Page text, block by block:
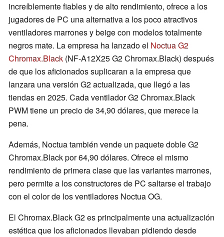
increíblemente fiables y de alto rendimiento, ofrece a los
jugadores de PC una alternativa a los poco atractivos
ventiladores marrones y beige con modelos totalmente
negros mate. La empresa ha lanzado el Noctua G2
Chromax.Black (NF-A12X25 G2 Chromax.Black) después
de que los aficionados suplicaran a la empresa que
lanzara una versión G2 actualizada, que llegó a las
tiendas en 2025. Cada ventilador G2 Chromax.Black
PWM tiene un precio de 34,90 dólares, que merece la
pena.
Además, Noctua también vende un paquete doble G2
Chromax.Black por 64,90 dólares. Ofrece el mismo
rendimiento de primera clase que las variantes marrones,
pero permite a los constructores de PC saltarse el trabajo
con el color de los ventiladores Noctua OG.
El Chromax.Black G2 es principalmente una actualización
estética que los aficionados llevaban pidiendo desde